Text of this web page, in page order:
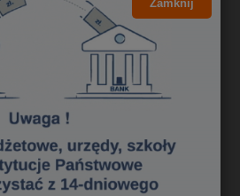
3,45 zł
do koszyka
1 2 3 »
Zamknij